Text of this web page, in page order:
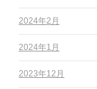
2024年2月
2024年1月
2023年12月